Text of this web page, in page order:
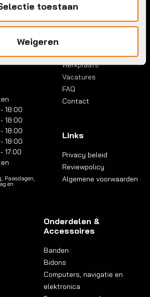
toestaan
Weigeren
8B
Almere
18:00
18:00
18:00
18:00
17:00
Paasdagen,
en
Lease a bike
Werkplaats
Vacatures
FAQ
Contact
Links
Privacy beleid
Reviewpolicy
Algemene voorwaarden
Onderdelen &
Accessoires
Banden
Bidons
Computers, navigatie en
elektronica